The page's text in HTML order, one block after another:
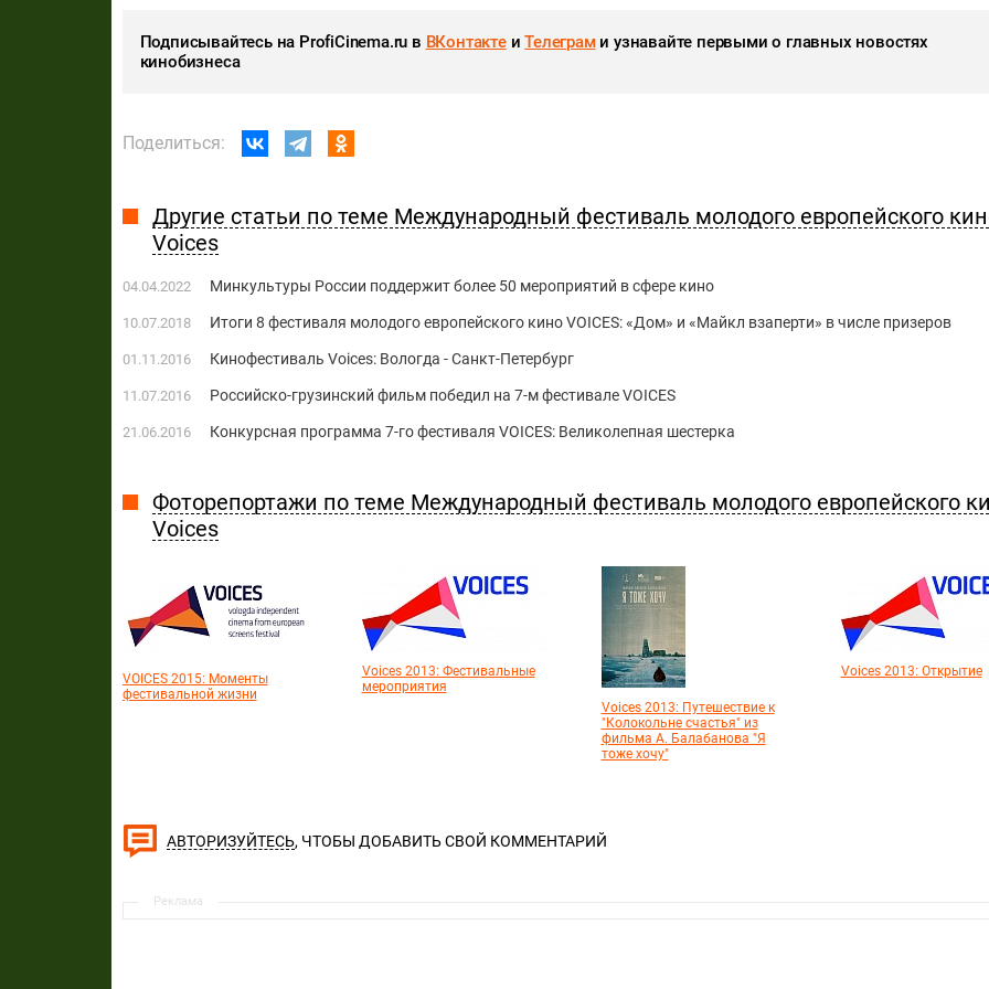
Подписывайтесь на ProfiCinema.ru в ВКонтактеиТелеграми узнавайте первыми о главных новостях
кинобизнеса
Поделиться:
Другие статьи по теме Международный фестиваль молодого европейского
Voices
04.04.2022 Минкультуры России поддержит более 50 мероприятий в сфере кино
10.07.2018 Итоги 8 фестиваля молодого европейского кино VOICES: «Дом» и «Майкл взаперти» в числе призеров
01.11.2016 Кинофестиваль Voices: Вологда - Санкт-Петербург
11.07.2016 Российско-грузинский фильм победил на 7-м фестивале VOICES
21.06.2016 Конкурсная программа 7-го фестиваля VOICES: Великолепная шестерка
Фоторепортажи по теме Международный фестиваль молодого европейского
Voices
VOICES 2015: Моменты
фестивальной жизни
Voices 2013: Фестивальные
мероприятия
Voices 2013: Путешествие к
"Колокольне счастья" из
фильма А. Балабанова "Я
тоже хочу"
Voices 2013: Открытие
АВТОРИЗУЙТЕСЬ, ЧТОБЫ ДОБАВИТЬ СВОЙ КОММЕНТАРИЙ
Реклама